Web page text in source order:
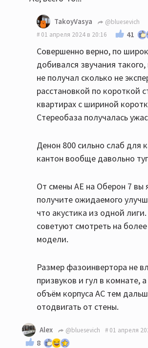
TakoyVasya
@bluesevich
01 апреля 2024 в 20:16
41
Совершенно верно, по
добивался звучания
не получал сколько не
расстановкой по короткой
квартирах с шириной
Стереобаза получалась
Денон 800 сильно слаб для
кантон вообще давольно
От смены АЕ на Оберон 7 вы
получите ожидаемого
что акустика из одной
советуют смотреть на
модели.
Размер фазоинвертора не
призвуков и гул в комнате,
объём корпуса АС тем
отодвигать от стены.
Alex @bluesevich 01 апреля
8